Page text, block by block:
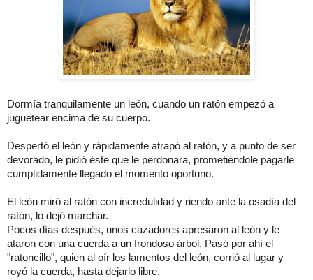
Dormía tranquilamente un león, cuando un ratón empezó a
juguetear encima de su cuerpo.
Despertó el león y rápidamente atrapó al ratón, y a punto de ser
devorado, le pidió éste que le perdonara, prometiéndole pagarle
cumplidamente llegado el momento oportuno.
El león miró al ratón con incredulidad y riendo ante la osadía del
ratón, lo dejó marchar.
Pocos días después, unos cazadores apresaron al león y le
ataron con una cuerda a un frondoso árbol. Pasó por ahí el
"ratoncillo", quien al oír los lamentos del león, corrió al lugar y
royó la cuerda, hasta dejarlo libre.